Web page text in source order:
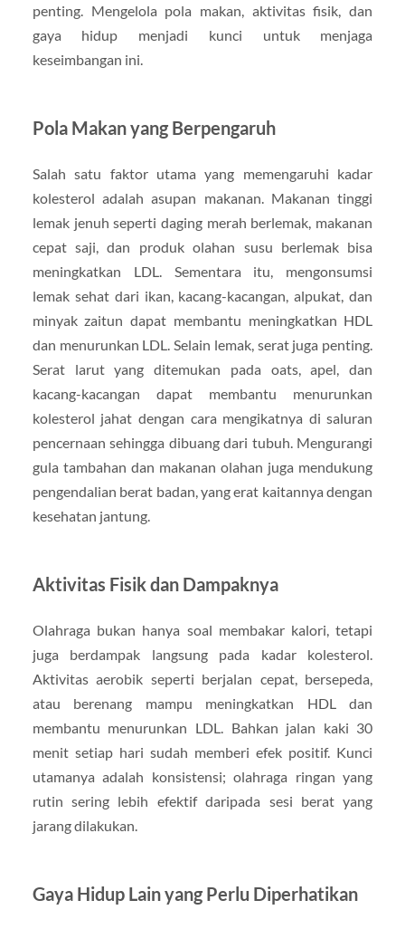
penting. Mengelola pola makan, aktivitas fisik, dan
gaya hidup menjadi kunci untuk menjaga
keseimbangan ini.
Pola Makan yang Berpengaruh
Salah satu faktor utama yang memengaruhi kadar
kolesterol adalah asupan makanan. Makanan tinggi
lemak jenuh seperti daging merah berlemak, makanan
cepat saji, dan produk olahan susu berlemak bisa
meningkatkan LDL. Sementara itu, mengonsumsi
lemak sehat dari ikan, kacang-kacangan, alpukat, dan
minyak zaitun dapat membantu meningkatkan HDL
dan menurunkan LDL. Selain lemak, serat juga penting.
Serat larut yang ditemukan pada oats, apel, dan
kacang-kacangan dapat membantu menurunkan
kolesterol jahat dengan cara mengikatnya di saluran
pencernaan sehingga dibuang dari tubuh. Mengurangi
gula tambahan dan makanan olahan juga mendukung
pengendalian berat badan, yang erat kaitannya dengan
kesehatan jantung.
Aktivitas Fisik dan Dampaknya
Olahraga bukan hanya soal membakar kalori, tetapi
juga berdampak langsung pada kadar kolesterol.
Aktivitas aerobik seperti berjalan cepat, bersepeda,
atau berenang mampu meningkatkan HDL dan
membantu menurunkan LDL. Bahkan jalan kaki 30
menit setiap hari sudah memberi efek positif. Kunci
utamanya adalah konsistensi; olahraga ringan yang
rutin sering lebih efektif daripada sesi berat yang
jarang dilakukan.
Gaya Hidup Lain yang Perlu Diperhatikan